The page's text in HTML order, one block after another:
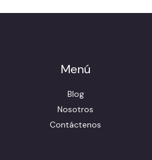
Menú
Blog
Nosotros
Contáctenos